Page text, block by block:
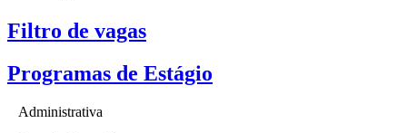
Filtro de vagas
Programas de Estágio
Administrativa